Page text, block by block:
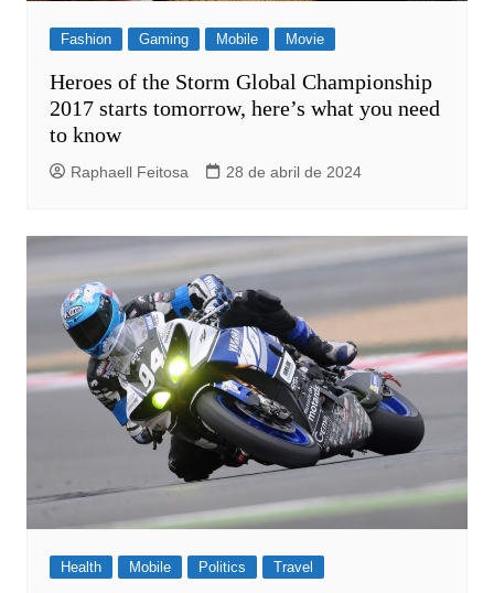
Fashion Gaming Mobile Movie
Heroes of the Storm Global Championship
2017 starts tomorrow, here’s what you need
to know
Raphaell Feitosa 28 de abril de 2024
Health Mobile Politics Travel